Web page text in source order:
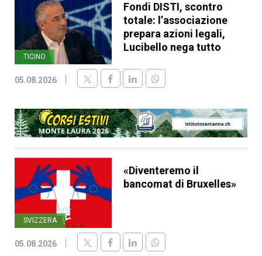
TICINO
Fondi DISTI, scontro
totale: l’associazione
prepara azioni legali,
Lucibello nega tutto
05.08.2026
SVIZZERA
«Diventeremo il
bancomat di Bruxelles»
05.08.2026